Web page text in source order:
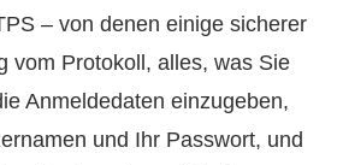
– von denen einige sicherer
vom Protokoll, alles, was Sie
Anmeldedaten einzugeben,
und Ihr Passwort, und